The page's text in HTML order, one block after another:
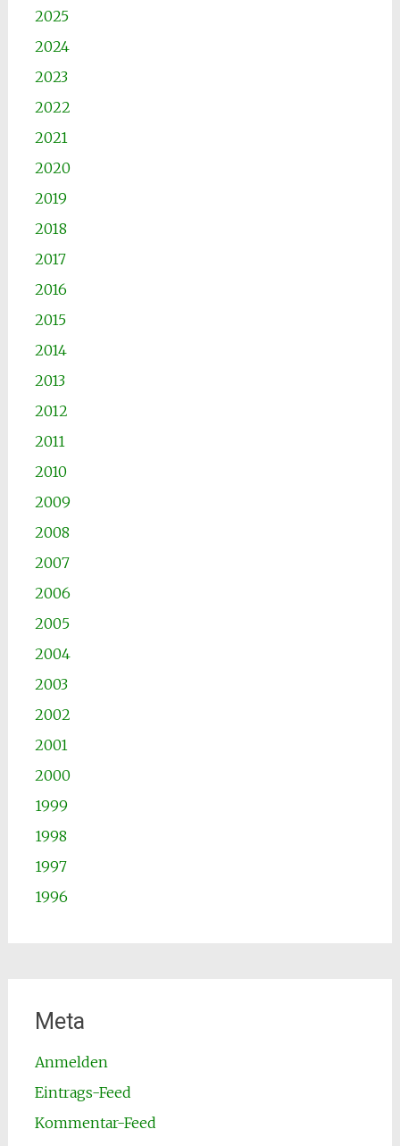
2025
2024
2023
2022
2021
2020
2019
2018
2017
2016
2015
2014
2013
2012
2011
2010
2009
2008
2007
2006
2005
2004
2003
2002
2001
2000
1999
1998
1997
1996
Meta
Anmelden
Eintrags-Feed
Kommentar-Feed